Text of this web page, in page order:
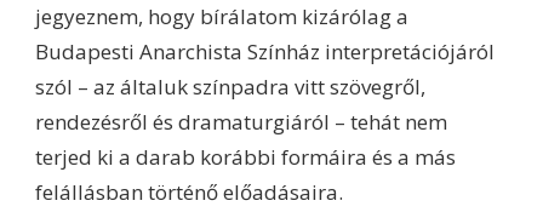
jegyeznem, hogy bírálatom kizárólag a
Budapesti Anarchista Színház interpretációjáról
szól – az általuk színpadra vitt szövegről,
rendezésről és dramaturgiáról – tehát nem
terjed ki a darab korábbi formáira és a más
felállásban történő előadásaira.